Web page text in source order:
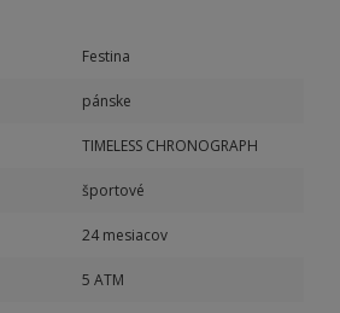
Festina
pánske
TIMELESS CHRONOGRAPH
športové
24 mesiacov
5 ATM